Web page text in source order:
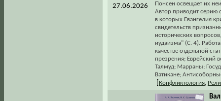
27.06.2026
Понсен освещает их
Автор приводит серию
в которых Евангелия
свидетельств
исторических
иудаизма" (С. 4).
качестве отдельной
презрения; Еврейский
Талмуд; Марраны;
Ватикане;
Конфликтология,